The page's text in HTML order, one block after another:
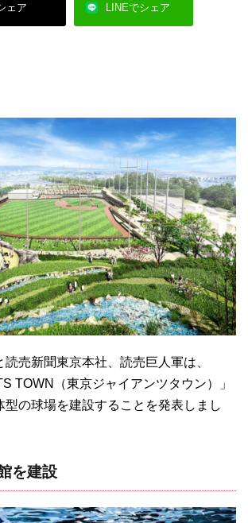
ェア LINEでシェア
売新聞東京本社、読売巨人軍は、
TOWN（東京ジャイアンツタウン）」
型の球場を建設することを発表しまし
を建設